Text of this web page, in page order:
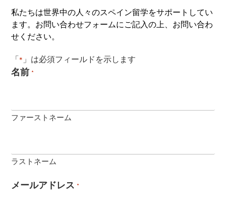
私たちは世界中の人々のスペイン留学をサポートしてい
ます。お問い合わせフォームにご記入の上、お問い合わ
せください。
「* 」は必須フィールドを示します
名前 *
ファーストネーム
ラストネーム
メールアドレス *